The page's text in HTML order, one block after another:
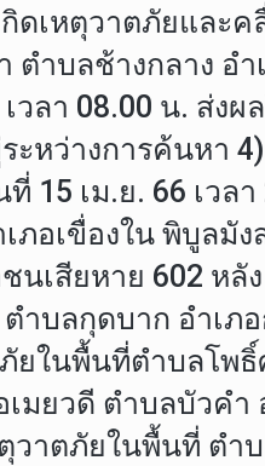
กิดเหตุวาตภัยแล
ำบลช้างกลาง อ
วลา 08.00 น. ส่ง
ะหว่างการค้นหา
15 เม.ย. 66 เว
อเขื่องใน พิบูลมั
นเสียหาย 602 ห
บลกุดบาก อำเภ
ภัยในพื้นที่ตำบลโ
มยวดี ตำบลบัวค
วาตภัยในพื้นที่ ต